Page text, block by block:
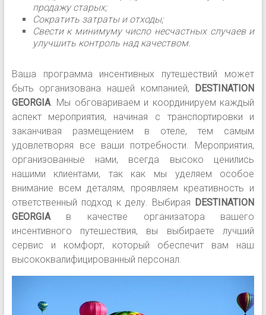
продажу старых;
Сократить затраты и отходы;
Свести к минимуму число несчастных случаев и
улучшить контроль над качеством.
Ваша программа инсентивных путешествий может
быть организована нашей компанией,
DESTINATION
GEORGIA. Мы обговариваем и координируем каждый
аспект мероприятия, начиная с транспортировки и
заканчивая размещением в отеле, тем самым
удовлетворяя все ваши потребности. Мероприятия,
организованные нами, всегда высоко ценились
нашими клиентами, так как мы уделяем особое
внимание всем деталям, проявляем креативность и
ответственный подход к делу. Выбирая DESTINATION
GEORGIAв качестве организатора вашего
инсентивного путешествия, вы выбираете лучший
сервис и комфорт, который обеспечит вам наш
высококвалифицированный персонал.